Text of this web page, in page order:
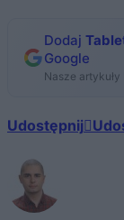
Dodaj
Google
Nasze
Udostępnij